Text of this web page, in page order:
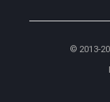
© 2013-